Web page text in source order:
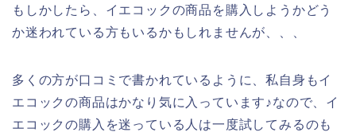
もしかしたら、イエコックの商品を購入しようかどう
か迷われている方もいるかもしれませんが、、、
多くの方が口コミで書かれているように、私自身もイ
エコックの商品はかなり気に入っています♪なので、イ
エコックの購入を迷っている人は一度試してみるのも